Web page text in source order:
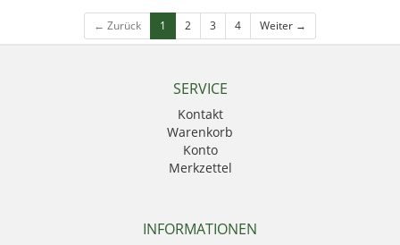
← Zurück 1 2 3 4 Weiter →
SERVICE
Kontakt
Warenkorb
Konto
Merkzettel
INFORMATIONEN